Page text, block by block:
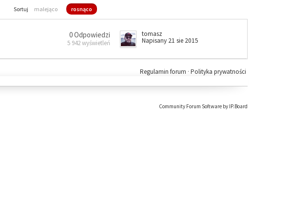
Sortuj malejąco rosnąco
0 Odpowiedzi
5 942 wyświetleń
tomasz
Napisany 21 sie 2015
Polityka prywatności
Regulamin forum ·
Community Forum Software by IP.Board